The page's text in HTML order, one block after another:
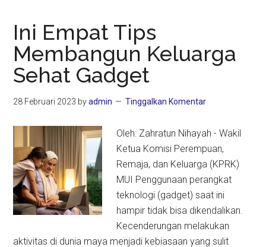
Ini Empat Tips
Membangun Keluarga
Sehat Gadget
28 Februari 2023 byadmin Tinggalkan Komentar
Oleh: Zahratun Nihayah - Wakil
Ketua Komisi Perempuan,
Remaja, dan Keluarga (KPRK)
MUI Penggunaan perangkat
teknologi (gadget) saat ini
hampir tidak bisa dikendalikan.
Kecenderungan melakukan
aktivitas di dunia maya menjadi kebiasaan yang sulit